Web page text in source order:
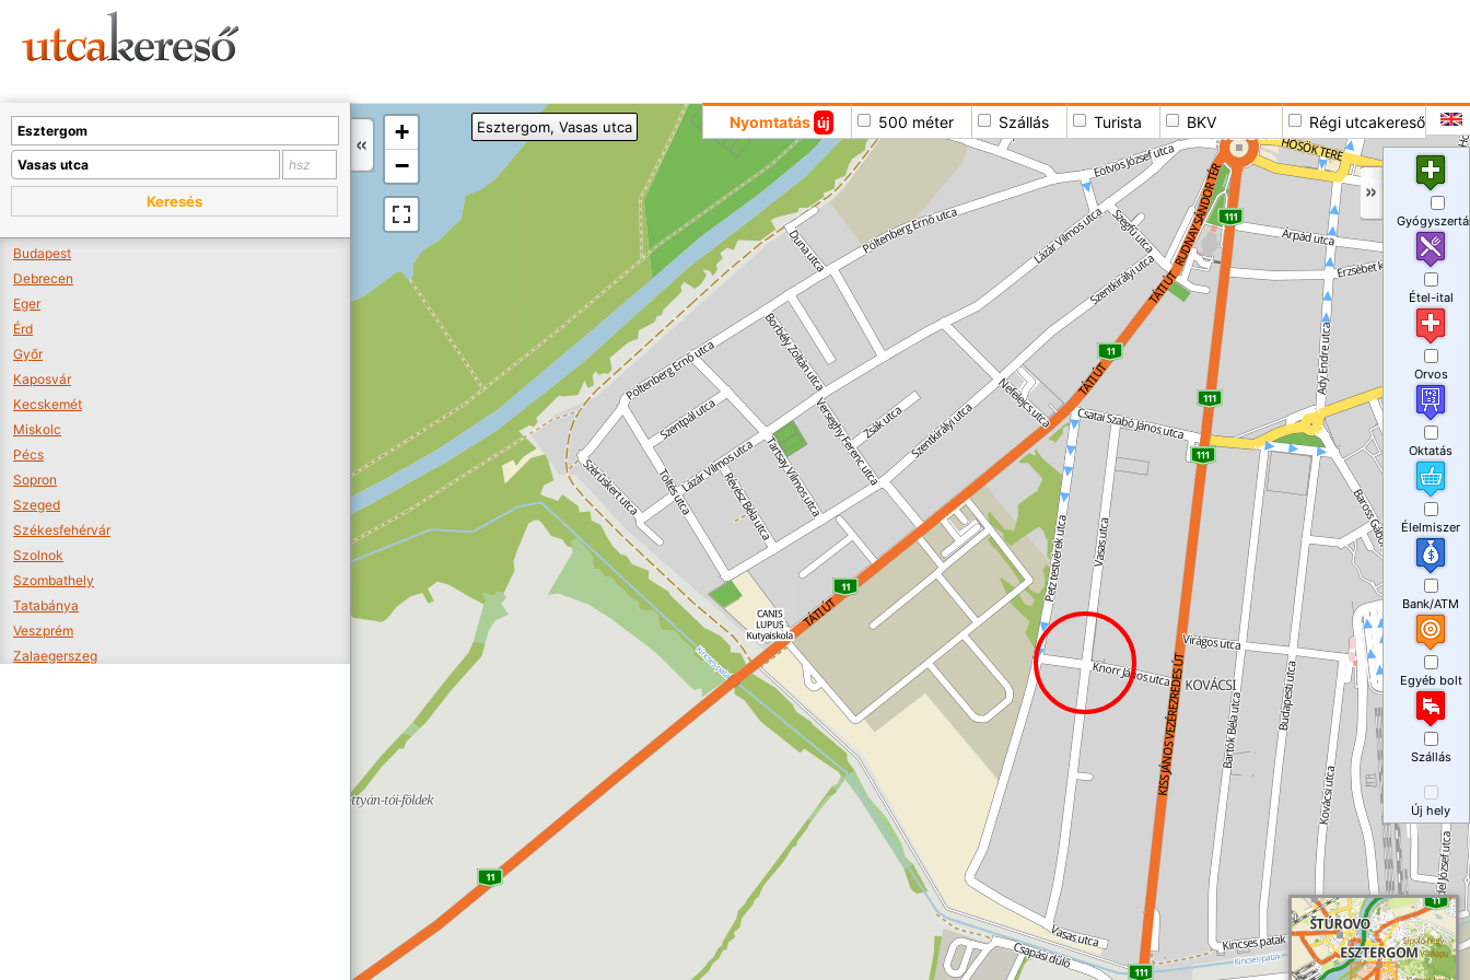
+
−
Nyomtatás új 500 méter Szállás Turista BKV Régi utcakereső
Esztergom, Vasas utca
Keresés
Budapest
Debrecen
Eger
Érd
Győr
Kaposvár
Kecskemét
Miskolc
Pécs
Sopron
Szeged
Székesfehérvár
Szolnok
Szombathely
Tatabánya
Veszprém
Zalaegerszeg
Étel-ital
Orvos
Oktatás
Élelmiszer
Bank/ATM
Egyéb bolt
Szállás
Új hely
A térképet kicsinyíteni kell, hogy látszódjanak a boltok.
Boltok látszódjanak >>